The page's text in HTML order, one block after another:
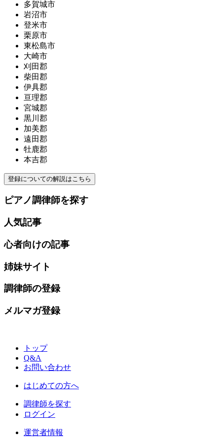
多賀城市
岩沼市
登米市
栗原市
東松島市
大崎市
刈田郡
柴田郡
伊具郡
亘理郡
宮城郡
黒川郡
加美郡
遠田郡
牡鹿郡
本吉郡
登録についての解説はこちら
ピアノ調律師を探す
人気記事
心者向けの記事
姉妹サイト
調律師の登録
メルマガ登録
トップ
Q&A
お問い合わせ
はじめての方へ
調律師を探す
ログイン
運営者情報